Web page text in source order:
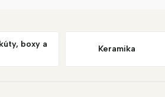
boxy a Keramika